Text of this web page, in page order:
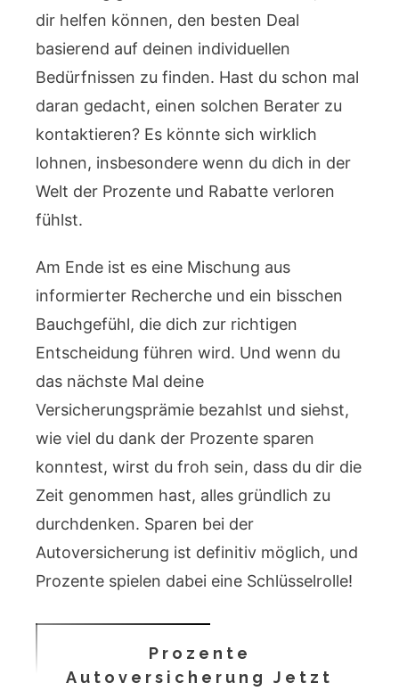
dir helfen können, den besten Deal
basierend auf deinen individuellen
Bedürfnissen zu finden. Hast du schon mal
daran gedacht, einen solchen Berater zu
kontaktieren? Es könnte sich wirklich
lohnen, insbesondere wenn du dich in der
Welt der Prozente und Rabatte verloren
fühlst.
Am Ende ist es eine Mischung aus
informierter Recherche und ein bisschen
Bauchgefühl, die dich zur richtigen
Entscheidung führen wird. Und wenn du
das nächste Mal deine
Versicherungsprämie bezahlst und siehst,
wie viel du dank der Prozente sparen
konntest, wirst du froh sein, dass du dir die
Zeit genommen hast, alles gründlich zu
durchdenken. Sparen bei der
Autoversicherung ist definitiv möglich, und
Prozente spielen dabei eine Schlüsselrolle!
Prozente
Autoversicherung Jetzt